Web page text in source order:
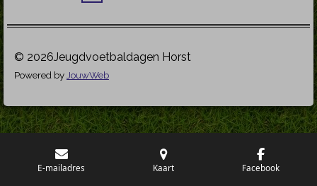
© 2026Jeugdvoetbaldagen Horst
Powered by JouwWeb
E-mailadres Kaart Facebook